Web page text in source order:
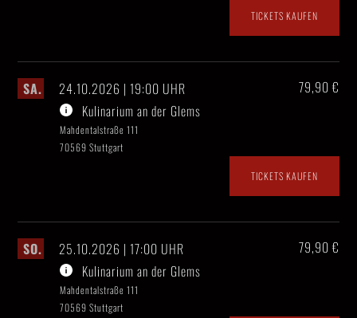
TICKETS KAUFEN
SA.
24.10.2026 | 19:00 UHR
Kulinarium an der Glems
Mahdentalstraße 111
70569 Stuttgart
79,90 €
TICKETS KAUFEN
SO.
25.10.2026 | 17:00 UHR
Kulinarium an der Glems
Mahdentalstraße 111
70569 Stuttgart
79,90 €